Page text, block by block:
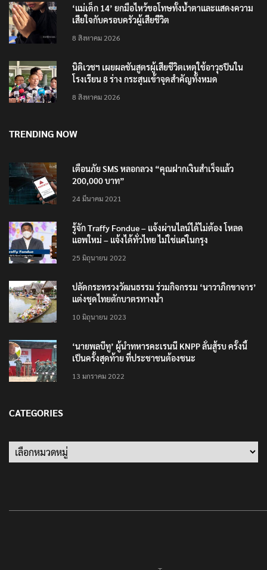
‘แม่เด็ก 14’ ยกมือไหว้ขอโทษทั้งน้ำตาและแสดงความ
เสียใจกับครอบครัวผู้เสียชีวิต
8 สิงหาคม 2026
นิติเวชฯ เผยผลชันสูตรผู้เสียชีวิตเหตุใช้อาวุธปืนใน
โรงเรียน 8 ร่าง กระสุนเข้าจุดสำคัญทั้งหมด
8 สิงหาคม 2026
TRENDING NOW
เตือนภัย SMS หลอกลวง “คุณฝากเงินสำเร็จแล้ว
200,000 บาท”
24 มีนาคม 2021
รู้จัก Traffy Fondue – แจ้งผ่านไลน์ได้ไม่ต้อง โหลด
แอพใหม่ – แจ้งได้ทั่วไทย ไม่ใช่แค่ในกรุง
25 มิถุนายน 2022
ปลัดกระทรวงวัฒนธรรม ร่วมกิจกรรม ‘นาวาภิกขาจาร’
แต่งชุดไทยตักบาตรทางน้ำ
10 มิถุนายน 2023
‘นายพลบีทู’ ผู้นำทหารคะเรนนี KNPP ลั่นสู้รบ ครั้งนี้
เป็นครั้งสุดท้าย ที่ประชาชนต้องชนะ
13 มกราคม 2022
CATEGORIES
Categories